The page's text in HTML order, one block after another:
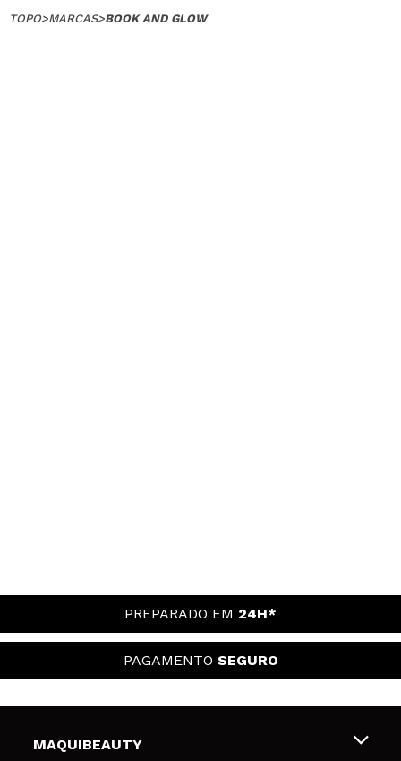
TOPO>MARCAS>BOOK AND GLOW
PREPARADO EM 24H*
PAGAMENTO SEGURO
MAQUIBEAUTY